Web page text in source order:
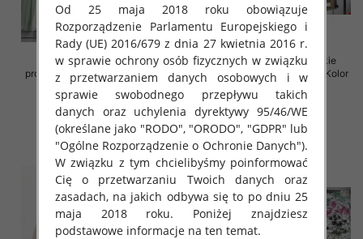
Spódnice damskie (Włoskie
produkt) Roz Standard, Mix Kolor
Paczka 5 szt
38.00 zł
szczegóły
Spódnice damskie (Włoskie
produkt) Roz Standard, Mix Kolor
Paczka 5 szt
35.00 zł
szczegóły
Od 25 maja 2018 roku obowiązuje
Rozporządzenie Parlamentu Europejskiego i
Rady (UE) 2016/679 z dnia 27 kwietnia 2016 r.
w sprawie ochrony osób fizycznych w związku
z przetwarzaniem danych osobowych i w
sprawie swobodnego przepływu takich
danych oraz uchylenia dyrektywy 95/46/WE
(określane jako "RODO", "ORODO", "GDPR" lub
"Ogólne Rozporządzenie o Ochronie Danych").
W związku z tym chcielibyśmy poinformować
Cię o przetwarzaniu Twoich danych oraz
zasadach, na jakich odbywa się to po dniu 25
maja 2018 roku. Poniżej znajdziesz
podstawowe informacje na ten temat.